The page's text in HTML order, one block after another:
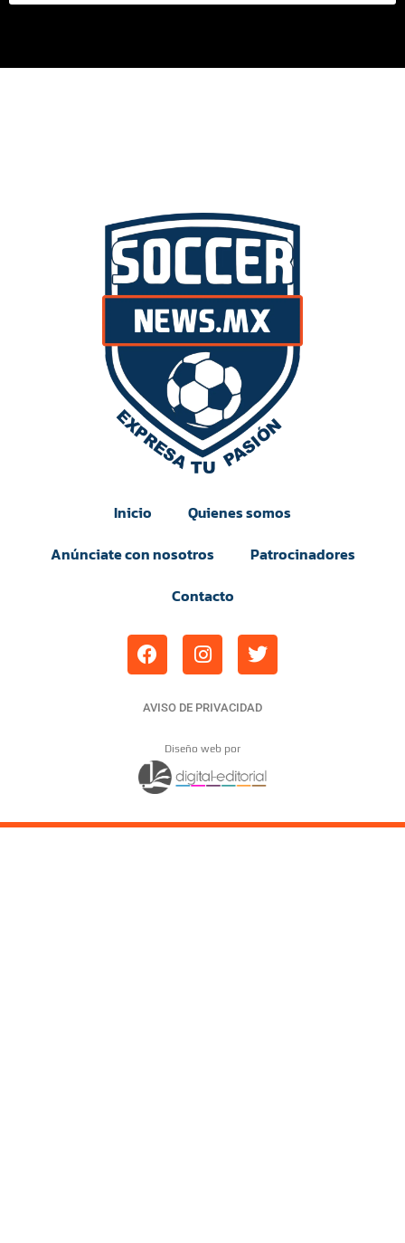
Inicio
Quienes somos
Anúnciate con nosotros
Patrocinadores
Contacto
AVISO DE PRIVACIDAD
Diseño web por